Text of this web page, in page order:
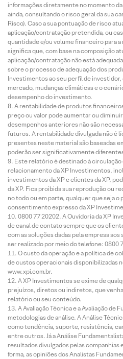
informações diretamente no momento
ainda, consultando o risco geral da sua
Risco). Caso a sua pontuação de risco
aplicação/contratação pretendida, ou
quantidade e/ou volume financeiro para
significa que, com base na composição
aplicação/contratação não está
sobre o processo de adequação dos
Investimentos ao seu perfil de
mercado, mudanças climáticas e o
desempenho do investimento.
A rentabilidade de produtos
preço ou valor pode aumentar ou
desempenhos anteriores não são
futuros. A rentabilidade divulgada não é
presentes neste material são baseadas
poderão ser significativamente
Este relatório é destinado à circulação
relacionamento da XP Investimentos,
investimentos da XP e clientes da XP,
da XP. Fica proibida sua reprodução ou
no todo ou em parte, qualquer que seja o
consentimento expresso da XP
0800 77 20202. A Ouvidoria da XP
de canal de contato sempre que os
com as soluções dadas pela empresa
ser realizado por meio do telefone: 0800
O custo da operação e a política de
de custos operacionais disponibilizadas
www.xpi.com.br.
A XP Investimentos se exime de
prejuízos, diretos ou indiretos, que
relatório ou seu conteúdo.
A Avaliação Técnica e a Avaliação de
metodologias de análise. A Análise
como tendência, suporte, resistência,
entre outros. Já a Análise
resultados divulgados pelas companhias
forma, as opiniões dos Analistas